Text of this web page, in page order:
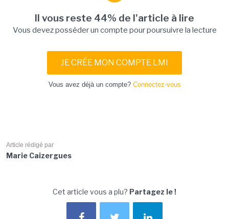
Il vous reste 44% de l'article à lire
Vous devez posséder un compte pour poursuivre la lecture
JE CRÉE MON COMPTE LMI
Vous avez déjà un compte? Connectez-vous
Article rédigé par
Marie Caizergues
Cet article vous a plu? Partagez le !